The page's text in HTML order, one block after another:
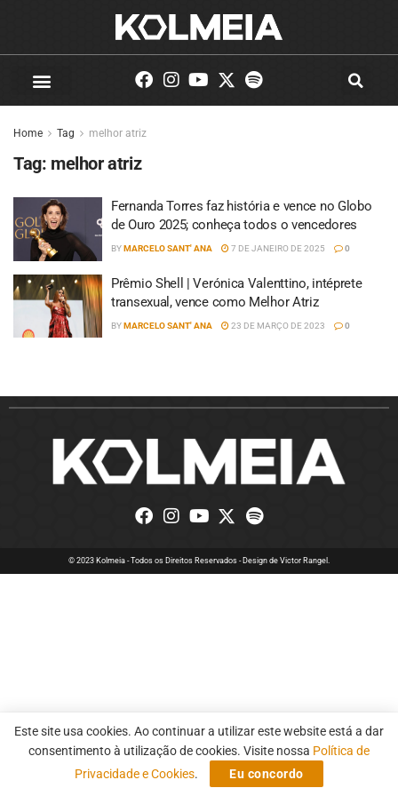
Home Tag melhor atriz
Tag: melhor atriz
Fernanda Torres faz história e vence no Globo
de Ouro 2025; conheça todos o vencedores
BYMARCELO SANT' ANA 7 DE JANEIRO DE 2025 0
Prêmio Shell | Verónica Valenttino, intéprete
transexual, vence como Melhor Atriz
BYMARCELO SANT' ANA 23 DE MARÇO DE 2023 0
© 2023 Kolmeia - Todos os Direitos Reservados - Design de Victor Rangel.
Este site usa cookies. Ao continuar a utilizar este website está a dar
consentimento à utilização de cookies. Visite nossa Política de
Privacidade e Cookies. Eu concordo